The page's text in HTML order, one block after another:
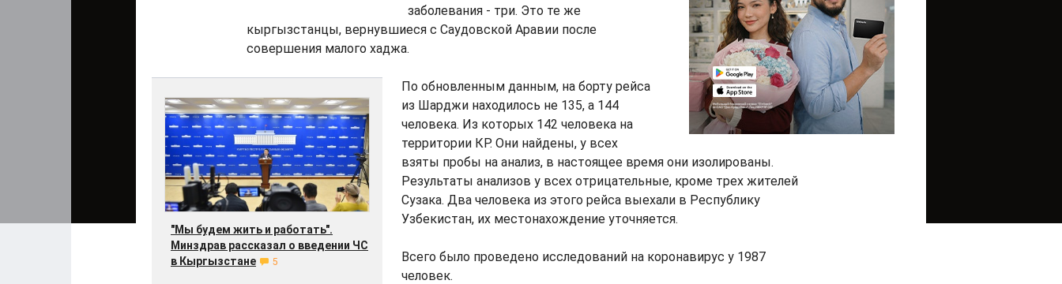
заболевания - три. Это те же
кыргызстанцы, вернувшиеся с Саудовской Аравии после
совершения малого хаджа.
"Мы будем жить и работать".
Минздрав рассказал о введении ЧС
в Кыргызстане
5
По обновленным данным, на борту рейса
из Шарджи находилось не 135, а 144
человека. Из которых 142 человека на
территории КР. Они найдены, у всех
взяты пробы на анализ, в настоящее время они изолированы.
Результаты анализов у всех отрицательные, кроме трех жителей
Сузака. Два человека из этого рейса выехали в Республику
Узбекистан, их местонахождение уточняется.
Всего было проведено исследований на коронавирус у 1987
человек.